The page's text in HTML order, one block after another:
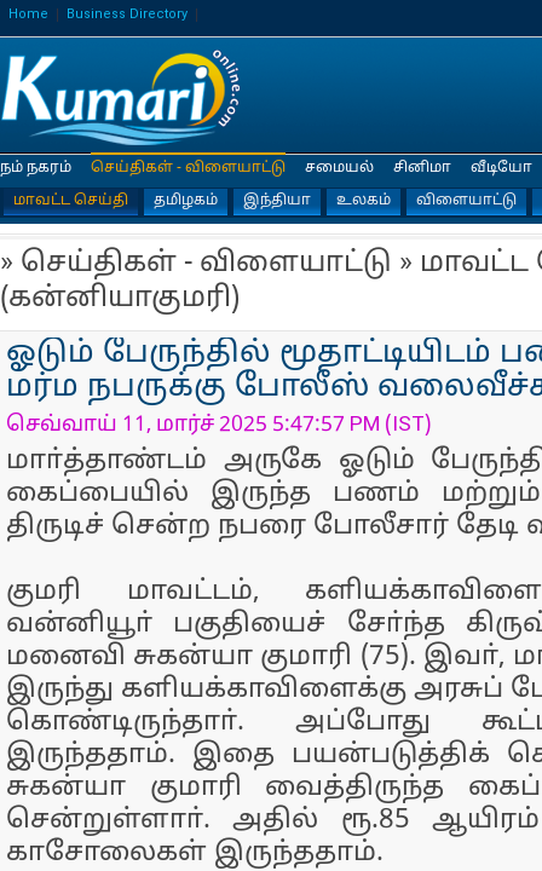
Home Business Directory
நம் நகரம்
செய்திகள் - விளையாட்டு
மாவட்ட செய்தி
தமிழகம் இந்தியா உலகம் விளையாட்டு
சமையல் சினிமா வீடியோ
» செய்திகள் - விளையாட்டு » மாவட்ட
(கன்னியாகுமரி)
ஓடும் பேருந்தில் மூதாட்டியிடம்
மர்ம நபருக்கு போலீஸ்
செவ்வாய் 11, மார்ச் 2025 5:47:57 PM (IST)
மாா்த்தாண்டம் அருகே ஓடும்
கைப்பையில் இருந்த பணம்
திருடிச் சென்ற நபரை போலீசார்
குமரி மாவட்டம்,
வன்னியூா் பகுதியைச் சோ்ந்த
மனைவி சுகன்யா குமாரி (75). இவா்,
இருந்து களியக்காவிளைக்கு அரசுப்
கொண்டிருந்தாா். அப்போது
இருந்ததாம். இதை பயன்படுத்திக்
சுகன்யா குமாரி வைத்திருந்த
சென்றுள்ளாா். அதில் ரூ.85
காசோலைகள் இருந்ததாம்.